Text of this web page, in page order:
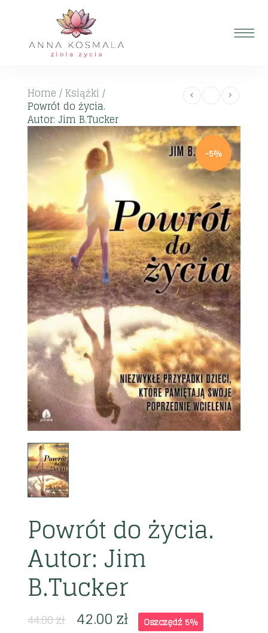
Home / Książki /
Powrót do życia.
Autor: Jim B.Tucker
-5%
Powrót do życia.
Autor: Jim
B.Tucker
44.00zł 42.00zł Oszczędź 5%